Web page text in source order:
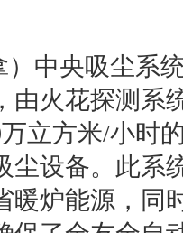
）中央吸尘系
由火花探测系
万立方米/小时
尘设备。此系
暖炉能源，同